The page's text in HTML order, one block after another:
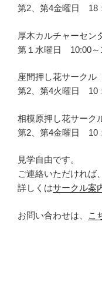
第2、第4金曜日 18
厚木カルチャーセン
第１水曜日 10:00～
座間押し花サークル
第2、第4火曜日 10
相模原押し花サーク
第2、第4金曜日 10
見学自由です。
ご連絡いただければ
詳しくはサークル案
お問い合わせは、 こ